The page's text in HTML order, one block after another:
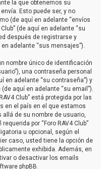
la que obtenemos su
Esto puede ser, y no
(de aquí en adelante “envíos
(de aquí en adelante “su
después de registrarse y
adelante “sus mensajes”).
nombre único de identificación
una contraseña personal
en adelante “su contraseña”) y
aquí en adelante “su email”).
Club” está protegida por las
en el país en el que estamos
de su nombre de usuario,
por “Foro RAV4 Club”
u opcional, según el
caso, usted tiene la opción de
exhibida. Además, en
o desactivar los emails
phpBB.